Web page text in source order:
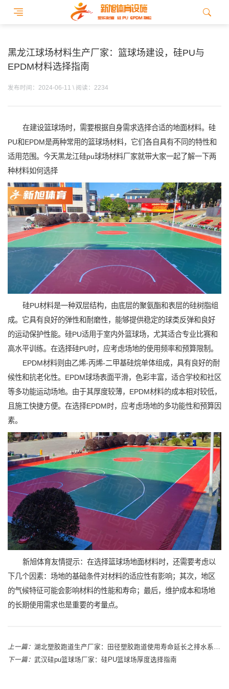
黑龙江球场材料生产厂家：篮球场建设，硅PU与
EPDM材料选择指南
发布时间：2024-06-11 \ 阅读：2234
在建设篮球场时，需要根据自身需求选择合适的地面材料。硅
PU和EPDM是两种常用的篮球场材料，它们各自具有不同的特性和
适用范围。今天黑龙江硅pu球场材料厂家就带大家一起了解一下两
种材料如何选择
硅PU材料是一种双层结构，由底层的聚氨酯和表层的硅树脂组
成。它具有良好的弹性和耐磨性，能够提供稳定的球类反弹和良好
的运动保护性能。硅PU适用于室内外篮球场，尤其适合专业比赛和
高水平训练。在选择硅PU时，应考虑场地的使用频率和预算限制。
EPDM材料则由乙烯-丙烯-二甲基硅烷单体组成，具有良好的耐
候性和抗老化性。EPDM球场表面平滑，色彩丰富，适合学校和社区
等多功能运动场地。由于其厚度较薄，EPDM材料的成本相对较低，
且施工快捷方便。在选择EPDM时，应考虑场地的多功能性和预算因
素。
新旭体育友情提示：在选择篮球场地面材料时，还需要考虑以
下几个因素：场地的基础条件对材料的适应性有影响；其次，地区
的气候特征可能会影响材料的性能和寿命；最后，维护成本和场地
的长期使用需求也是重要的考量点。
上一篇：
湖北塑胶跑道生产厂家：田径塑胶跑道使用寿命延长之排水系统改善
下一篇： 武汉硅pu篮球场厂家：硅PU篮球场厚度选择指南